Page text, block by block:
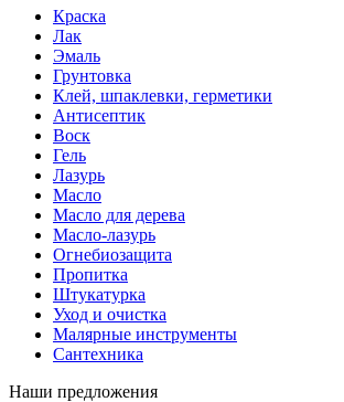
Краска
Лак
Эмаль
Грунтовка
Клей, шпаклевки, герметики
Антисептик
Воск
Гель
Лазурь
Масло
Масло для дерева
Масло-лазурь
Огнебиозащита
Пропитка
Штукатурка
Уход и очистка
Малярные инструменты
Сантехника
Наши предложения